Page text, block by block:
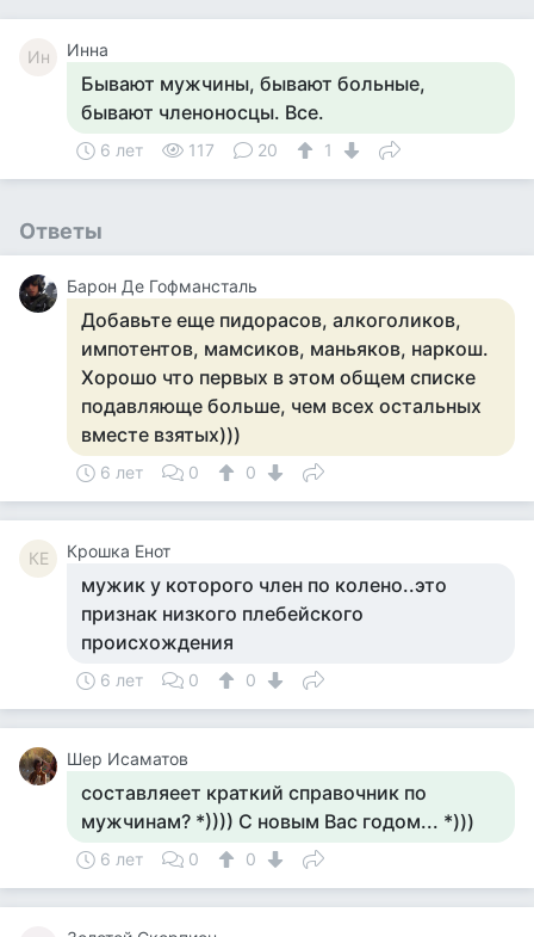
Ин Инна
Бывают мужчины, бывают больные,
бывают членоносцы. Все.
6 лет 117 20 1
Ответы
Барон Де Гофмансталь
Добавьте еще пидорасов, алкоголиков,
импотентов, мамсиков, маньяков, наркош.
Хорошо что первых в этом общем списке
подавляюще больше, чем всех остальных
вместе взятых)))
6 лет 0 0
КЕ Крошка Енот
мужик у которого член по колено..это
признак низкого плебейского
происхождения
6 лет 0 0
Шер Исаматов
составляеет краткий справочник по
мужчинам? *)))) С новым Вас годом... *)))
6 лет 0 0